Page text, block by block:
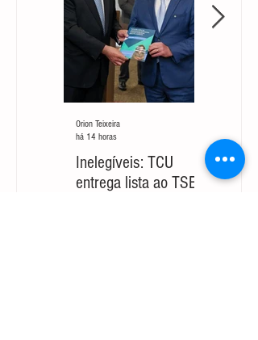
Inelegíveis: TCU
entrega lista ao TSE
Orion Teixeira
há 14 horas
Partido
‘novo
há 5 dias